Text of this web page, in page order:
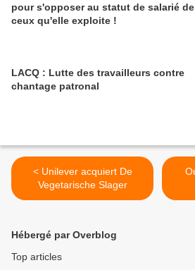
pour s'opposer au statut de salarié de
ceux qu'elle exploite !
LACQ : Lutte des travailleurs contre
chantage patronal
< Unilever acquiert De
Vegetarische Slager
Hébergé par Overblog
Top articles